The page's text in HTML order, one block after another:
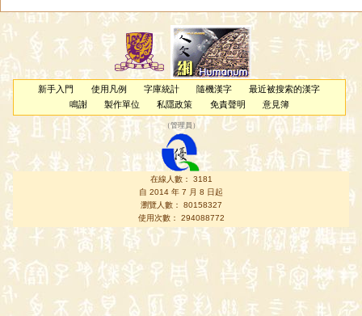
新手入門 使用凡例 字庫統計 隨機漢字
最近被搜索的漢字
鳴謝
製作單位 私隱政策 免責聲明 意見簿
（管理員 ）
在線人數： 3181
自 2014 年 7 月 8 日起
瀏覽人數： 80158327
使用次數： 294088772